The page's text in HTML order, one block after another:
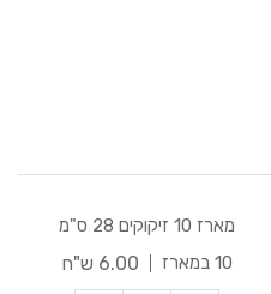
מארז 10 זיקוקים 28 ס"מ
10 במארז
6.00 ש"ח